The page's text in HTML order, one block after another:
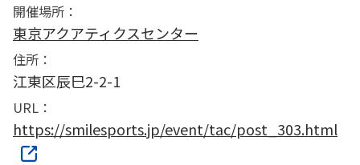
開催場所：
東京アクアティクスセンター
住所：
江東区辰巳2-2-1
URL：
https://smilesports.jp/event/tac/post_303.html